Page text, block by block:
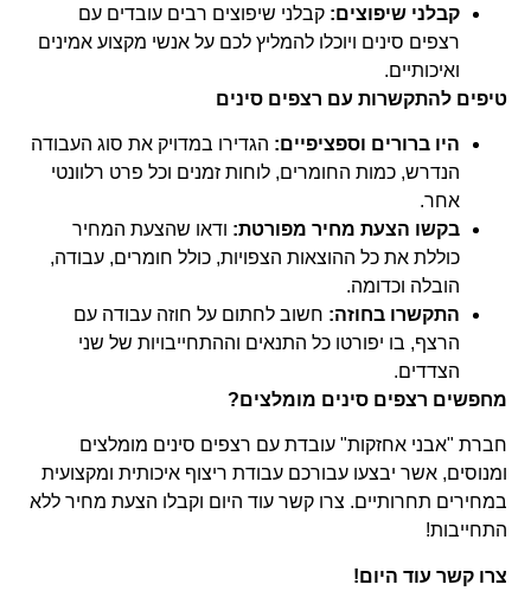
קבלני שיפוצים: קבלני שיפוצים רבים עובדים עם
רצפים סינים ויוכלו להמליץ לכם על אנשי מקצוע אמינים
ואיכותיים.
טיפים להתקשרות עם רצפים סינים
היו ברורים וספציפיים: הגדירו במדויק את סוג העבודה
הנדרש, כמות החומרים, לוחות זמנים וכל פרט רלוונטי
אחר.
בקשו הצעת מחיר מפורטת: ודאו שהצעת המחיר
כוללת את כל ההוצאות הצפויות, כולל חומרים, עבודה,
הובלה וכדומה.
התקשרו בחוזה: חשוב לחתום על חוזה עבודה עם
הרצף, בו יפורטו כל התנאים וההתחייבויות של שני
הצדדים.
מחפשים רצפים סינים מומלצים?
חברת "אבני אחזקות" עובדת עם רצפים סינים מומלצים
ומנוסים, אשר יבצעו עבורכם עבודת ריצוף איכותית ומקצועית
במחירים תחרותיים. צרו קשר עוד היום וקבלו הצעת מחיר ללא
התחייבות!
צרו קשר עוד היום!